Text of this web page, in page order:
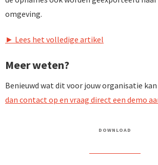
omgeving.
► Lees het volledige artikel
Meer weten?
Benieuwd wat dit voor jouw organisatie
dan contact op en vraag direct een demo
DOWNLOAD